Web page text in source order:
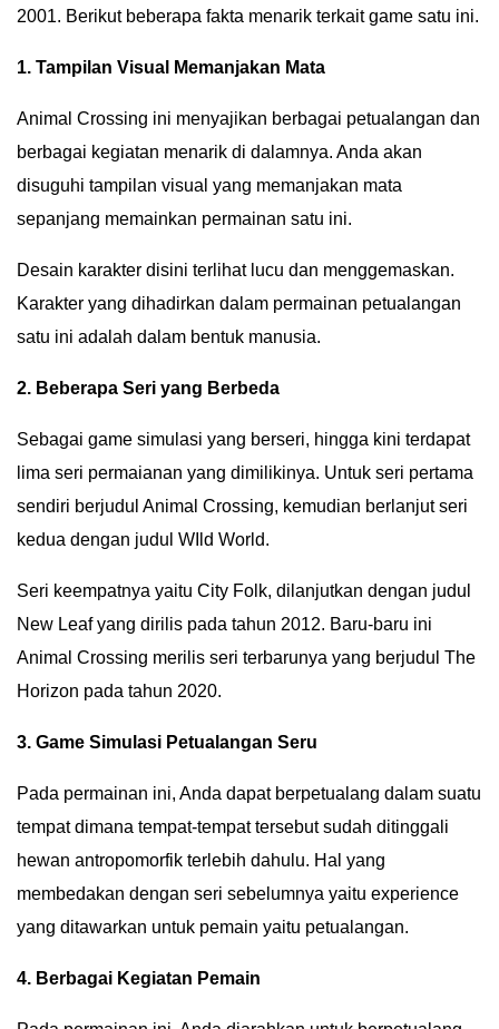
OLAHRAGA
HIBURAN
GALLERY
IN
DEPTH
INFOGRAFIS
ADVERTORIAL
BERITA
2001. Berikut beberapa fakta menarik terkait game satu ini.
1. Tampilan Visual Memanjakan Mata
Animal Crossing ini menyajikan berbagai petualangan dan
berbagai kegiatan menarik di dalamnya. Anda akan
disuguhi tampilan visual yang memanjakan mata
sepanjang memainkan permainan satu ini.
Desain karakter disini terlihat lucu dan menggemaskan.
Karakter yang dihadirkan dalam permainan petualangan
satu ini adalah dalam bentuk manusia.
2. Beberapa Seri yang Berbeda
Sebagai game simulasi yang berseri, hingga kini terdapat
lima seri permaianan yang dimilikinya. Untuk seri pertama
sendiri berjudul Animal Crossing, kemudian berlanjut seri
kedua dengan judul WIld World.
Seri keempatnya yaitu City Folk, dilanjutkan dengan judul
New Leaf yang dirilis pada tahun 2012. Baru-baru ini
Animal Crossing merilis seri terbarunya yang berjudul The
Horizon pada tahun 2020.
3. Game Simulasi Petualangan Seru
Pada permainan ini, Anda dapat berpetualang dalam suatu
tempat dimana tempat-tempat tersebut sudah ditinggali
hewan antropomorfik terlebih dahulu. Hal yang
membedakan dengan seri sebelumnya yaitu experience
yang ditawarkan untuk pemain yaitu petualangan.
4. Berbagai Kegiatan Pemain